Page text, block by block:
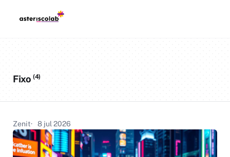
Fixo(4)
Zenit 8 jul 2026